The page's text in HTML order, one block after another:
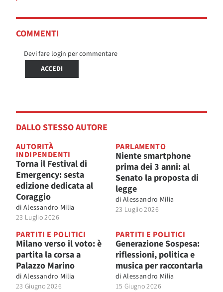
COMMENTI
Devi fare login per commentare
ACCEDI
DALLO STESSO AUTORE
AUTORITÀ
INDIPENDENTI
Torna il Festival di
Emergency: sesta
edizione dedicata al
Coraggio
di Alessandro Milia
23 Luglio 2026
PARLAMENTO
Niente smartphone
prima dei 3 anni: al
Senato la proposta di
legge
di Alessandro Milia
23 Luglio 2026
PARTITI E POLITICI
Milano verso il voto: è
partita la corsa a
Palazzo Marino
di Alessandro Milia
23 Giugno 2026
PARTITI E POLITICI
Generazione Sospesa:
riflessioni, politica e
musica per raccontarla
di Alessandro Milia
15 Giugno 2026